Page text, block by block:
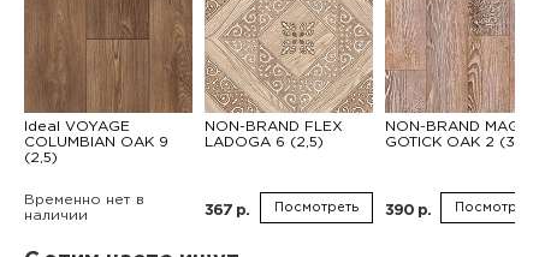
Ideal VOYAGE
COLUMBIAN OAK 9
(2,5)
Временно нет в
наличии
NON-BRAND FLEX
LADOGA 6 (2,5)
367 р. Посмотреть
NON-BRAND
GOTICK OAK 2 (3,5)
390 р. Посмотреть